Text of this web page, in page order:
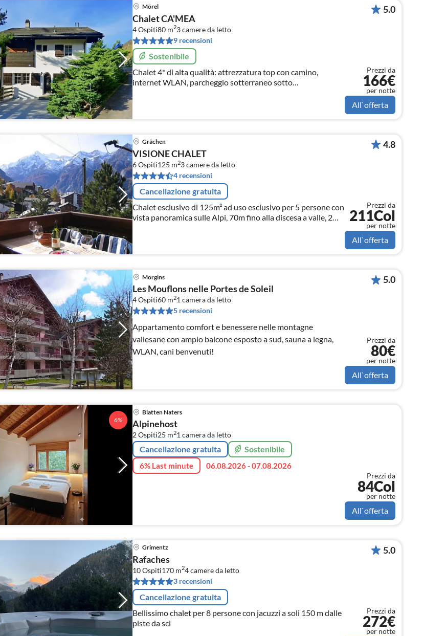
Mörel
Chalet CA'MEA
4 Ospiti80 m23camere da letto
9 recensioni
Sostenibile
Chalet 4* di alta qualità: attrezzatura top con camino,
internet WLAN, parcheggio sotterraneo sotto
escursionistiche, famiglie e relax!
5.0
Prezzi da
166€
per notte
All`offerta
Grächen
VISIONE CHALET
6 Ospiti125 m23camere da letto
4 recensioni
Cancellazione gratuita
Chalet esclusivo di 125m² ad uso esclusivo per 5 persone con
vista panoramica sulle Alpi, 70m fino alla discesa a valle, 2
4.8
Prezzi da
211Col
per notte
All`offerta
Morgins
Les Mouflons nelle Portes de Soleil
4 Ospiti60 m21 camera da letto
5 recensioni
Appartamento comfort e benessere nelle montagne
vallesane con ampio balcone esposto a sud, sauna a legna,
WLAN, cani benvenuti!
5.0
Prezzi da
80€
per notte
All`offerta
6%
Blatten Naters
Alpinehost
2 Ospiti25 m21camera da letto
Cancellazione gratuita Sostenibile
6% Last minute 06.08.2026 - 07.08.2026
Prezzi da
84Col
per notte
All`offerta
Grimentz
Rafaches
10 Ospiti170 m24camere da letto
3 recensioni
Cancellazione gratuita
Bellissimo chalet per 8 persone con jacuzzi a soli 150 m dalle
piste da sci
5.0
Prezzi da
272€
per notte